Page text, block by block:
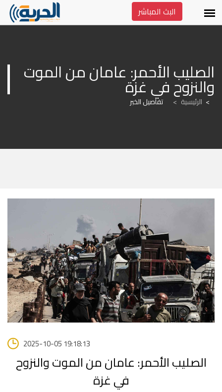
البث المباشر
والنزوح في غزة
الرئيسية > تفاصيل الخبر
2025-10-05 19:18:13
الصليب الأحمر: عامان من الموت والنزوح
في غزة